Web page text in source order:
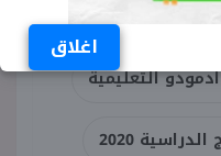
اغلاق
التعليمية
2020